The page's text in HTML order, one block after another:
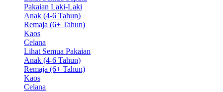
Pakaian Laki-Laki
Anak (4-6 Tahun)
Remaja (6+ Tahun)
Kaos
Celana
Lihat Semua Pakaian
Anak (4-6 Tahun)
Remaja (6+ Tahun)
Kaos
Celana